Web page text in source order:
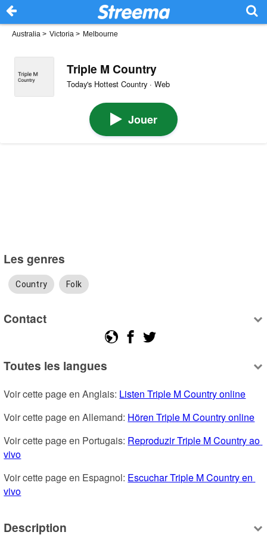
Australia > Victoria > Melbourne
Triple M Country
Today's Hottest Country · Web
Jouer
Les genres
Country Folk
Contact
Toutes les langues
Voir cette page en Anglais: Listen Triple M Country online
Voir cette page en Allemand: Hören Triple M Country online
Voir cette page en Portugais: Reproduzir Triple M Country ao
vivo
Voir cette page en Espagnol: Escuchar Triple M Country en
vivo
Description